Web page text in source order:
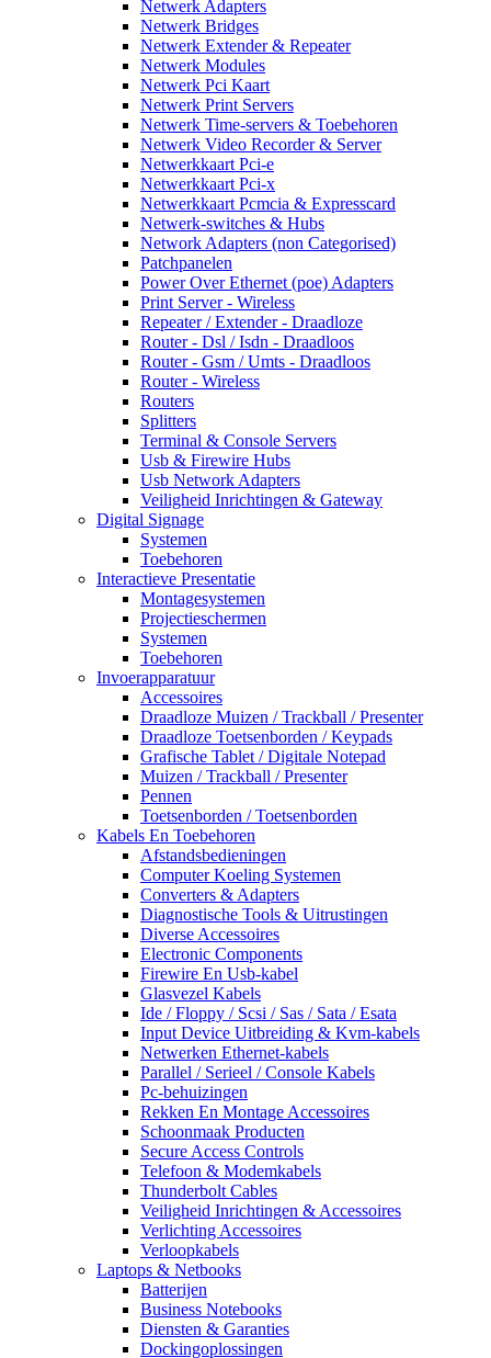
Netwerk Adapters
Netwerk Bridges
Netwerk Extender & Repeater
Netwerk Modules
Netwerk Pci Kaart
Netwerk Print Servers
Netwerk Time-servers & Toebehoren
Netwerk Video Recorder & Server
Netwerkkaart Pci-e
Netwerkkaart Pci-x
Netwerkkaart Pcmcia & Expresscard
Netwerk-switches & Hubs
Network Adapters (non Categorised)
Patchpanelen
Power Over Ethernet (poe) Adapters
Print Server - Wireless
Repeater / Extender - Draadloze
Router - Dsl / Isdn - Draadloos
Router - Gsm / Umts - Draadloos
Router - Wireless
Routers
Splitters
Terminal & Console Servers
Usb & Firewire Hubs
Usb Network Adapters
Veiligheid Inrichtingen & Gateway
Digital Signage
Systemen
Toebehoren
Interactieve Presentatie
Montagesystemen
Projectieschermen
Systemen
Toebehoren
Invoerapparatuur
Accessoires
Draadloze Muizen / Trackball / Presenter
Draadloze Toetsenborden / Keypads
Grafische Tablet / Digitale Notepad
Muizen / Trackball / Presenter
Pennen
Toetsenborden / Toetsenborden
Kabels En Toebehoren
Afstandsbedieningen
Computer Koeling Systemen
Converters & Adapters
Diagnostische Tools & Uitrustingen
Diverse Accessoires
Electronic Components
Firewire En Usb-kabel
Glasvezel Kabels
Ide / Floppy / Scsi / Sas / Sata / Esata
Input Device Uitbreiding & Kvm-kabels
Netwerken Ethernet-kabels
Parallel / Serieel / Console Kabels
Pc-behuizingen
Rekken En Montage Accessoires
Schoonmaak Producten
Secure Access Controls
Telefoon & Modemkabels
Thunderbolt Cables
Veiligheid Inrichtingen & Accessoires
Verlichting Accessoires
Verloopkabels
Laptops & Netbooks
Batterijen
Business Notebooks
Diensten & Garanties
Dockingoplossingen